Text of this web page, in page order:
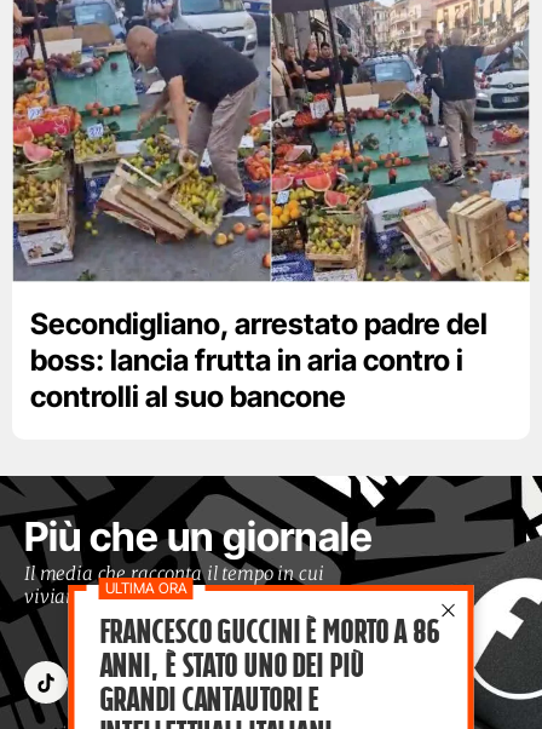
Secondigliano, arrestato padre del
boss: lancia frutta in aria contro i
controlli al suo bancone
Più che un giornale
Il media che racconta il tempo in cui
viviamo con occhi moderni
Francesco Guccini è morto a 86
anni, è stato uno dei più
grandi cantautori e